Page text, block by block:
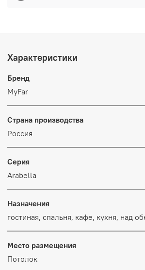
Характеристики
Бренд
MyFar
Страна производства
Россия
Серия
Arabella
Назначения
гостиная, спальня, кафе, кухня, над
Место размещения
Потолок